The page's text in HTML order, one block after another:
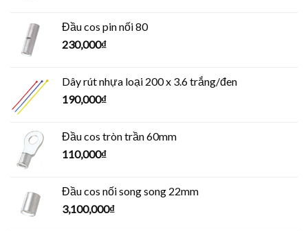
Đầu cos pin nối 80
230,000₫
Dây rút nhựa loại 200 x 3.6 trắng/đen
190,000₫
Đầu cos tròn trần 60mm
110,000₫
Đầu cos nối song song 22mm
3,100,000₫